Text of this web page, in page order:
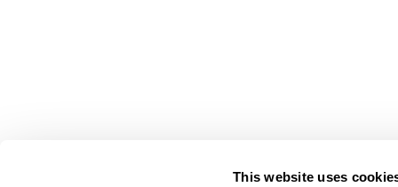
This website uses